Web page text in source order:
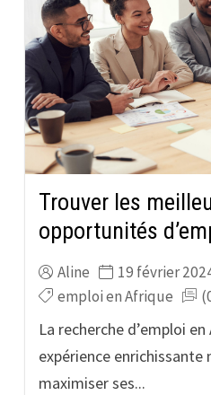
Trouver les
opportunités
Aline 19 février
emploi en Afrique
La recherche d’emploi
expérience
maximiser ses...